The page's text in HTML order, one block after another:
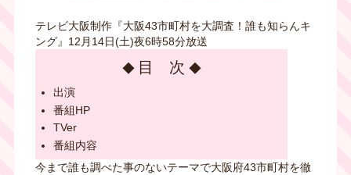
テレビ大阪制作『大阪43市町村を大調査！誰も知らんキ
ング』12月14日(土)夜6時58分放送
目 次
出演
番組HP
TVer
番組内容
今まで誰も調べた事のないテーマで大阪府43市町村を徹